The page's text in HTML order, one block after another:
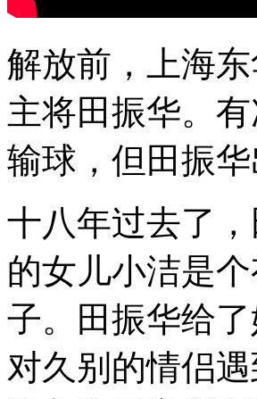
解放前，上海
主将田振华。
输球，但田振
十八年过去了
的女儿小洁是
子。田振华给
对久别的情侣